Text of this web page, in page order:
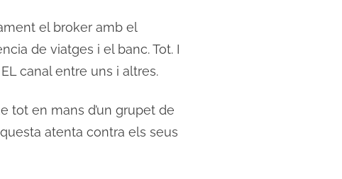
el broker amb el
de viatges i el banc. Tot. I
canal entre uns i altres.
tot en mans d’un grupet de
atenta contra els seus